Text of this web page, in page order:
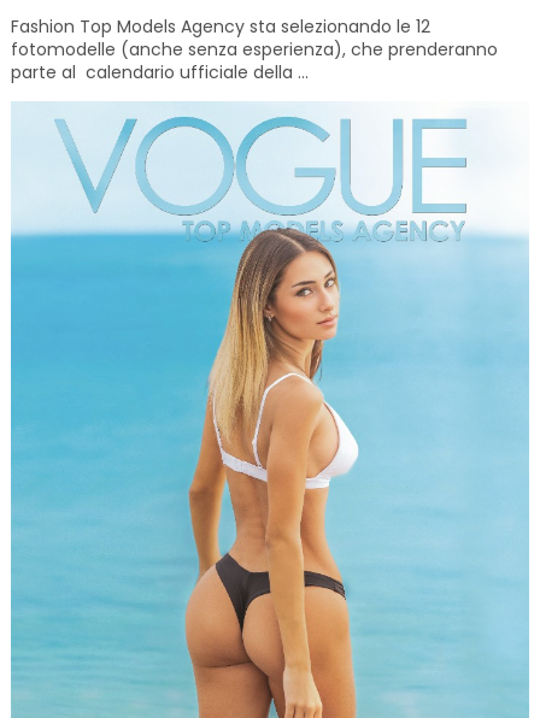
Fashion Top Models Agency sta selezionando le 12
fotomodelle (anche senza esperienza), che prenderanno
parte al calendario ufficiale della ...